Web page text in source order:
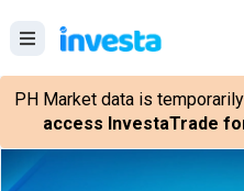
PH Market data is
access InvestaTrade